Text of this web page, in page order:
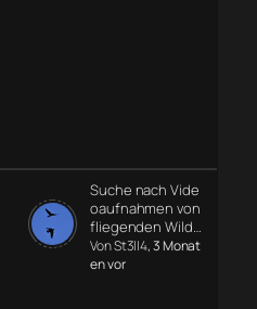
Suche nach Vide
oaufnahmen von
fliegenden Wild…
Von St3ll4, 3 Monat
en vor